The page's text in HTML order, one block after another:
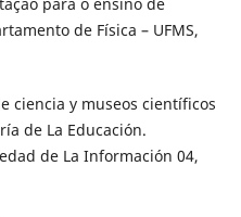
de Física – UFMS,
ciencia y museos científicos
de La Educación.
de La Información 04,